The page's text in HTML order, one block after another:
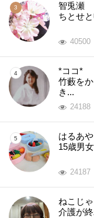
智兎瀬
ちとせ
40500
*ココ*
竹藪を
き...
24188
はるあや
15歳男
24187
ねこじ
介護が